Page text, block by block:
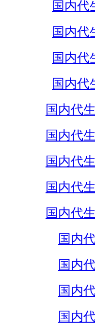
国内代
国内代
国内代
国内代
国内代
国内代
国内代
国内代
国内代
国内
国内
国内
国内